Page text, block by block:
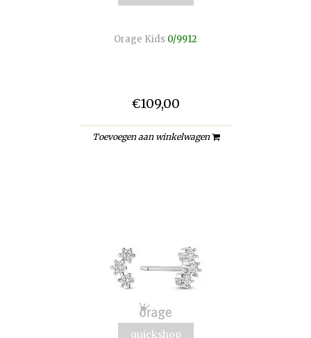
Orage Kids 0/9912
€109,00
Toevoegen aan winkelwagen
quickshop